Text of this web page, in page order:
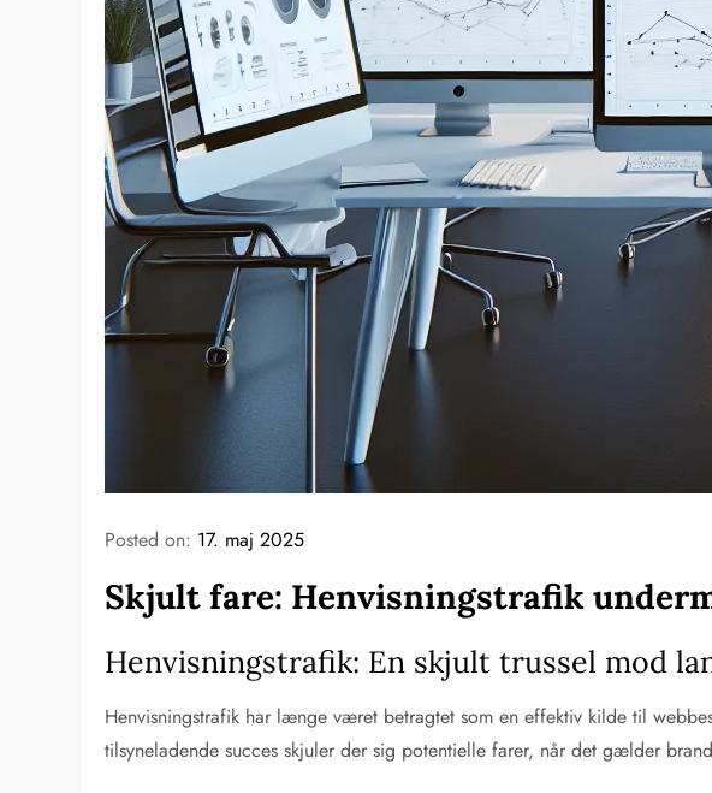
Posted on: 17. maj 2025
Skjult fare: Henvisningstrafik
Henvisningstrafik: En skjult trussel mod
Henvisningstrafik har længe været betragtet som en effektiv kilde til
tilsyneladende succes skjuler der sig potentielle farer, når det gælder